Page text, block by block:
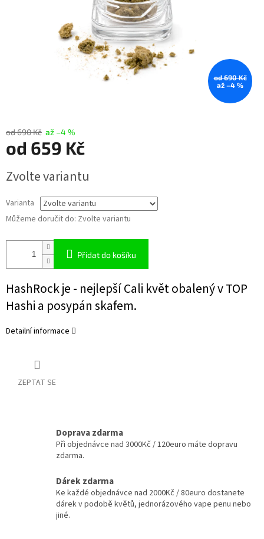
od 690 Kč
až –4 %
od 690 Kč až –4 %
od 659 Kč
cena:
Zvolte variantu
Varianta
Můžeme doručit do: Zvolte variantu
Přidat do košíku
HashRock je - nejlepší Cali květ obalený v TOP
Hashi a posypán skafem.
Detailní informace
ZEPTAT SE
Doprava zdarma
Při objednávce nad 3000Kč / 120euro máte dopravu
zdarma.
Dárek zdarma
Ke každé objednávce nad 2000Kč / 80euro dostanete
dárek v podobě květů, jednorázového vape penu nebo
jiné.